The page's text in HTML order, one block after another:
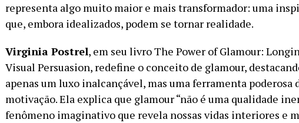
representa algo muito maior e mais transformador: uma
que, embora idealizados, podem se tornar realidade.
Virginia Postrel, em seu livro The Power of Glamour:
Visual Persuasion, redefine o conceito de glamour,
apenas um luxo inalcançável, mas uma ferramenta poderosa
motivação. Ela explica que glamour “não é uma qualidade
fenômeno imaginativo que revela nossas vidas interiores e